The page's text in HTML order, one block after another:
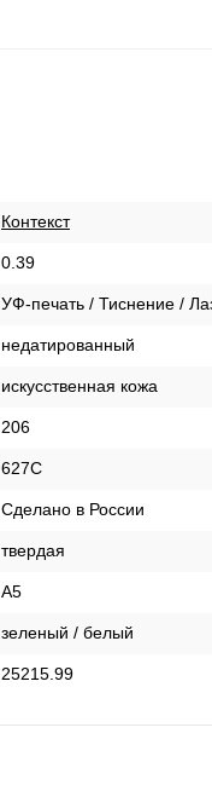
Контекст
0.39
УФ-печать / Тиснение /
недатированный
искусственная кожа
206
627C
Сделано в России
твердая
А5
зеленый / белый
25215.99